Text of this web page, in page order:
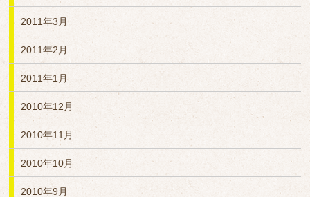
2011年3月
2011年2月
2011年1月
2010年12月
2010年11月
2010年10月
2010年9月